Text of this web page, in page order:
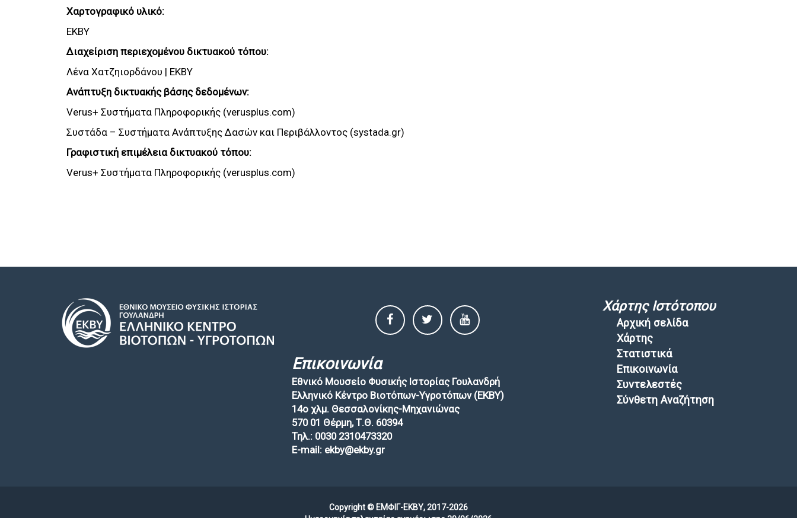
Χαρτογραφικό υλικό:
ΕΚΒΥ
Διαχείριση περιεχομένου δικτυακού τόπου:
Λένα Χατζηιορδάνου | ΕΚΒΥ
Ανάπτυξη δικτυακής βάσης δεδομένων:
Verus+ Συστήματα Πληροφορικής (verusplus.com)
Συστάδα – Συστήματα Ανάπτυξης Δασών και Περιβάλλοντος (systada.gr)
Γραφιστική επιμέλεια δικτυακού τόπου:
Verus+ Συστήματα Πληροφορικής (verusplus.com)
Επικοινωνία
Εθνικό Μουσείο Φυσικής Ιστορίας Γουλανδρή
Ελληνικό Κέντρο Βιοτόπων-Υγροτόπων (EKBY)
14ο χλμ. Θεσσαλονίκης-Μηχανιώνας
570 01 Θέρμη, Τ.Θ. 60394
Τηλ.: 0030 2310473320
E-mail: ekby@ekby.gr
Χάρτης Ιστότοπου
Αρχική σελίδα
Χάρτης
Στατιστικά
Επικοινωνία
Συντελεστές
Σύνθετη Αναζήτηση
Copyright © ΕΜΦΙΓ-ΕΚΒΥ, 2017-2026
Ημερομηνία τελευταίας ενημέρωσης 30/06/2026